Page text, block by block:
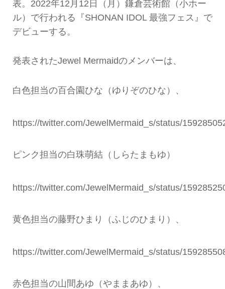
表。2022年12月12日（月）鎌倉芸術館（小ホー
ル）で行われる『SHONAN IDOL 最強フェス』で
デビューする。
発表されたJewel Mermaidのメンバーは、
白色担当の百合園ひな（ゆりぞのひな）、
https://twitter.com/JewelMermaid_s/status/
ピンク担当の白珠萌結（しらたまもゆ）
https://twitter.com/JewelMermaid_s/status/
黄色担当の藤野ひまり（ふじのひまり）、
https://twitter.com/JewelMermaid_s/status/
赤色担当の山間あゆ（やままあゆ）、